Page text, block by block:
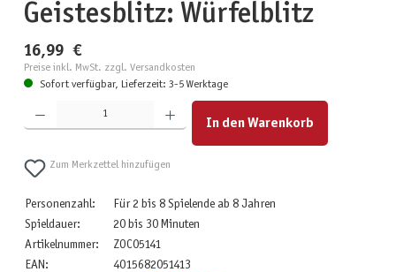
Geistesblitz: Würfelblitz
16,99 €
Preise inkl. MwSt. zzgl. Versandkosten
Sofort verfügbar, Lieferzeit: 3-5 Werktage
Produkt Anzahl: Gib den gewünschten Wert ein oder benutze die Schaltflächen um die Anzahl zu
In den Warenkorb
Zum Merkzettel hinzufügen
Personenzahl:
Für 2 bis 8 Spielende ab 8 Jahren
Spieldauer:
20 bis 30 Minuten
Artikelnummer:
ZOC05141
EAN:
4015682051413